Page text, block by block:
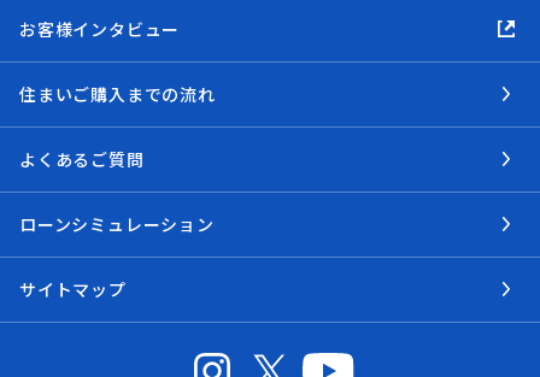
お客様インタビュー
住まいご購入までの流れ
よくあるご質問
ローンシミュレーション
サイトマップ